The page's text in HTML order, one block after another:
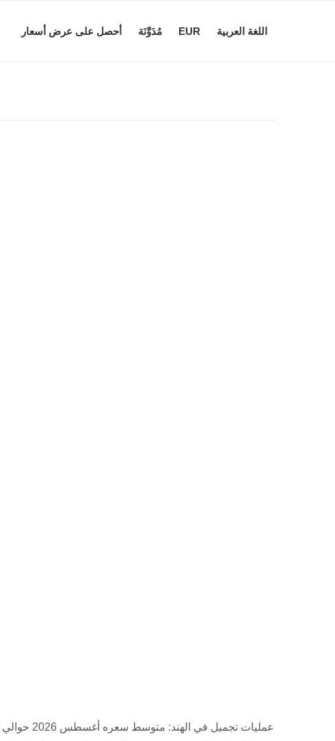
أحصل على عرض أسعار مُدَوَّنَة EUR اللغة العربية
عمليات تجميل في الهند: متوسط ​​سعره أغسطس 2026 حوالي